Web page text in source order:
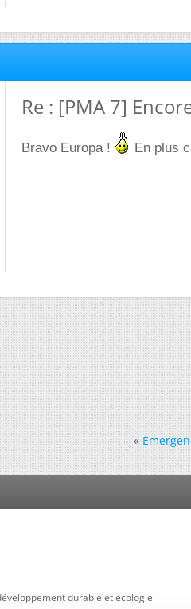
Re : [PMA 7]
Bravo Europa ! En plus
«
durable et écologie